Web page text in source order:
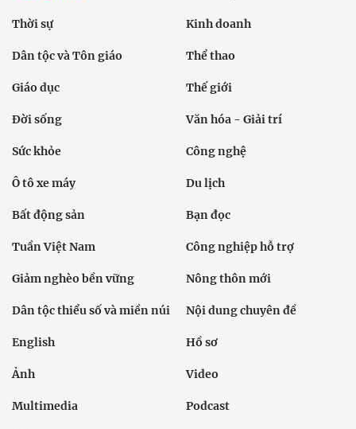
Thời sự Kinh doanh
Dân tộc và Tôn giáo Thể thao
Giáo dục Thế giới
Đời sống Văn hóa - Giải trí
Sức khỏe Công nghệ
Ô tô xe máy Du lịch
Bất động sản Bạn đọc
Tuần Việt Nam Công nghiệp hỗ trợ
Giảm nghèo bền vững Nông thôn mới
Dân tộc thiểu số và miền núi Nội dung chuyên đề
English Hồ sơ
Ảnh Video
Multimedia Podcast